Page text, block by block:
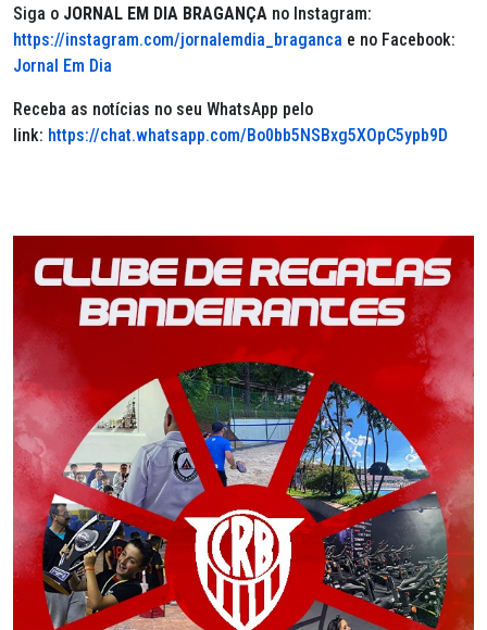
Siga o JORNAL EM DIA BRAGANÇA no Instagram:
https://instagram.com/jornalemdia_braganca e no Facebook:
Jornal Em Dia
Receba as notícias no seu WhatsApp pelo
link: https://chat.whatsapp.com/Bo0bb5NSBxg5XOpC5ypb9D